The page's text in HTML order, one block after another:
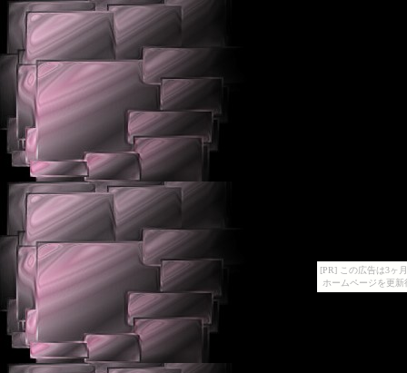
[PR] この広告は3ヶ
ホームページを更